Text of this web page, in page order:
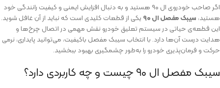
اگر صاحب خودروی ال ۹۰ هستید و به دنبال افزایش ایمنی و کیفیت رانندگی خود
هستید، سیبک مفصل ال ۹۰
یکی از قطعات کلیدی است که نباید از آن غافل شوید.
این قطعه‌ی حیاتی در سیستم تعلیق خودرو نقش مهمی در اتصال چرخ‌ها و
هدایت درست آن‌ها دارد. با انتخاب سیبک مفصل باکیفیت، می‌توانید پایداری، نرمی
حرکت و فرمان‌پذیری خودرو را به‌طور چشمگیری بهبود ببخشید.
سیبک مفصل ال ۹۰ چیست و چه کاربردی دارد؟